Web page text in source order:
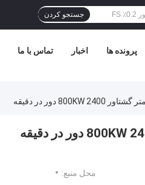
جستجو کردن
تماس با ما اخبار پرونده ها
محل منبع: